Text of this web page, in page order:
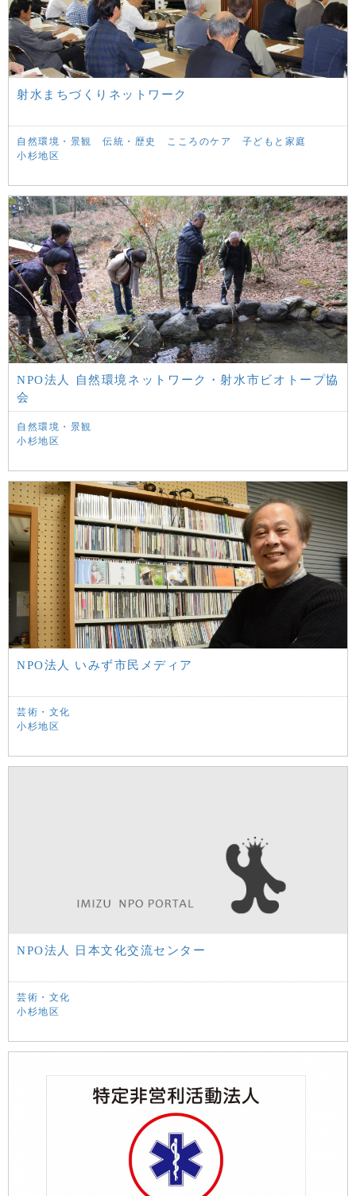
射水まちづくりネットワーク
自然環境・景観 伝統・歴史 こころのケア
子どもと家庭
小杉地区
NPO法人 自然環境ネットワーク・射水市ビオトープ協
会
自然環境・景観
小杉地区
NPO法人 いみず市民メディア
芸術・文化
小杉地区
NPO法人 日本文化交流センター
芸術・文化
小杉地区